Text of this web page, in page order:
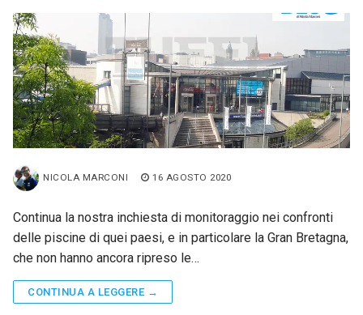
NICOLA MARCONI 16 AGOSTO 2020
Continua la nostra inchiesta di monitoraggio nei confronti
delle piscine di quei paesi, e in particolare la Gran Bretagna,
che non hanno ancora ripreso le…
CONTINUA A LEGGERE →